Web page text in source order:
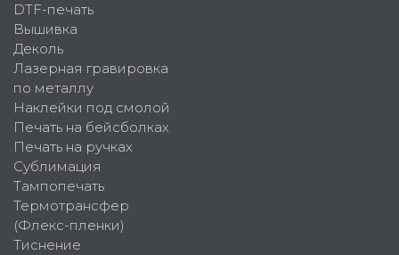
DTF-печать
Вышивка
Деколь
Лазерная гравировка
по металлу
Наклейки под смолой
Печать на бейсболках
Печать на ручках
Сублимация
Тампопечать
Термотрансфер
(Флекс-пленки)
Тиснение